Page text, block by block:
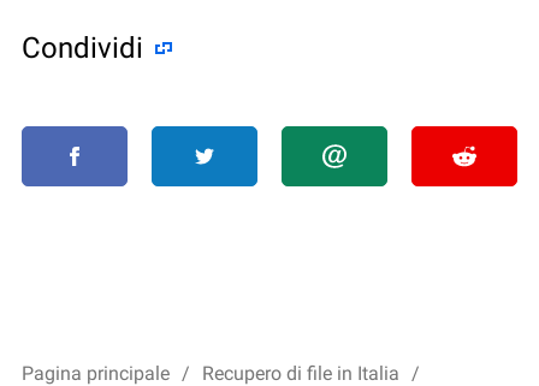
Condividi
Pagina principale
Recupero di file in Italia